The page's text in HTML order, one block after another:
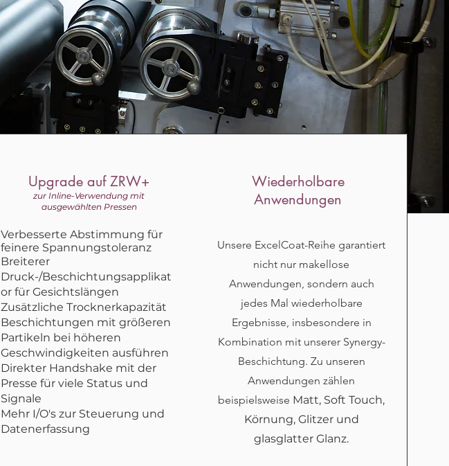
Upgrade auf ZRW+
zur Inline-Verwendung mit
ausgewählten Pressen
Verbesserte Abstimmung für
feinere Spannungstoleranz
Breiterer
Druck-/Beschichtungsapplikat
or für Gesichtslängen
Zusätzliche Trocknerkapazität
Beschichtungen mit größeren
Partikeln bei höheren
Geschwindigkeiten ausführen
Direkter Handshake mit der
Presse für viele Status und
Signale
Mehr I/O's zur Steuerung und
Datenerfassung
Wiederholbare
Anwendungen
Unsere ExcelCoat-Reihe garantiert
nicht nur makellose
Anwendungen, sondern auch
jedes Mal wiederholbare
Ergebnisse, insbesondere in
Kombination mit unserer Synergy-
Beschichtung. Zu unseren
Anwendungen zählen
beispielsweise Matt, Soft Touch,
Körnung, Glitzer und
glasglatter Glanz.